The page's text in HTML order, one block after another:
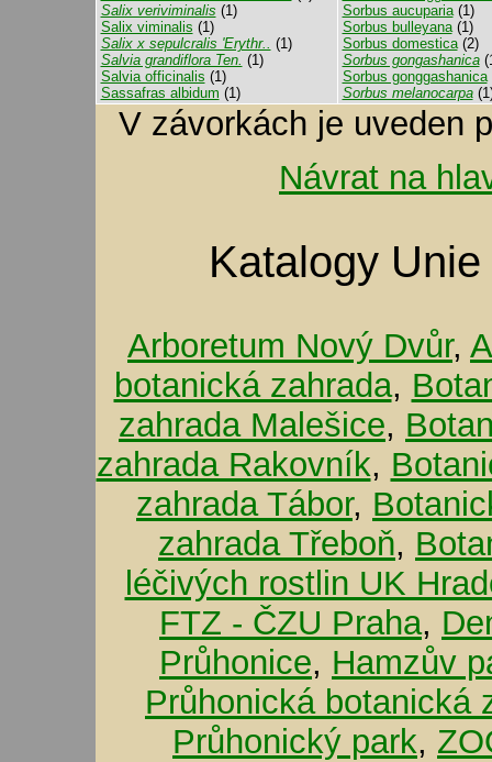
Salix veriviminalis (1)
Salix viminalis (1)
Salix x sepulcralis 'Erythr.. (1)
Salvia grandiflora Ten. (1)
Salvia officinalis (1)
Sassafras albidum (1)
Sorbus aucuparia(1)
Sorbus bulleyana(1)
Sorbus domestica(2)
Sorbus gongashanica
Sorbus gonggashanica
Sorbus melanocarpa
V závorkách je uveden
Návrat na
Katalogy
Arboretum Nový Dvůr,
botanická zahrada,
zahrada Malešice,
zahrada Rakovník,
zahrada Tábor,
zahrada Třeboň,
léčivých rostlin UK
FTZ - ČZU Praha,
Průhonice, Hamzův
Průhonická botanická
Průhonický park,